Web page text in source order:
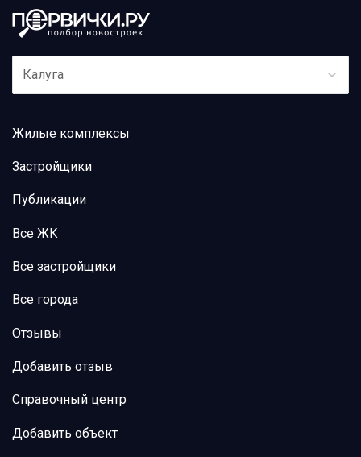
Калуга
Жилые комплексы
Застройщики
Публикации
Все ЖК
Все застройщики
Все города
Отзывы
Добавить отзыв
Справочный центр
Добавить объект